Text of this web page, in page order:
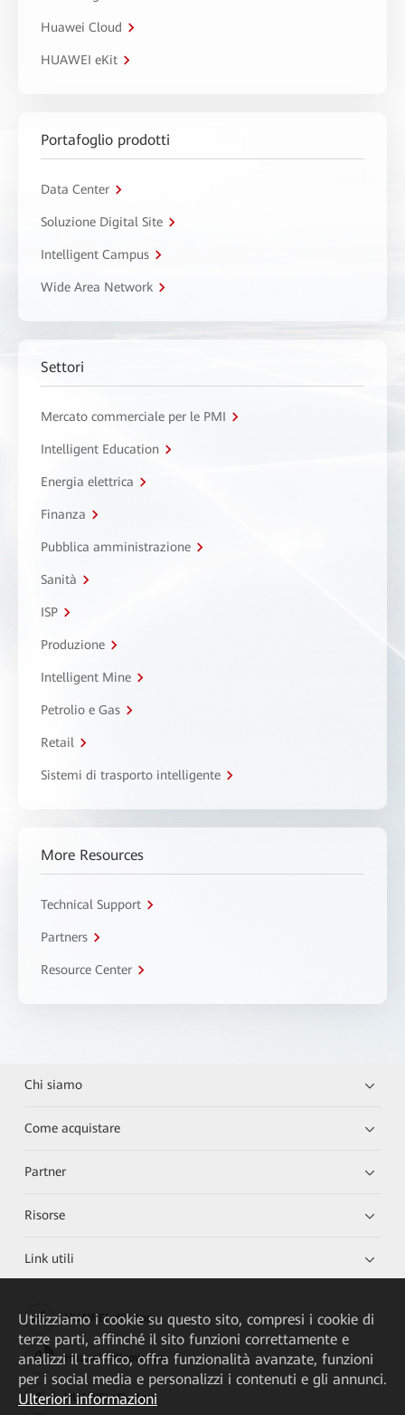
Huawei Cloud
HUAWEI eKit
Portafoglio prodotti
Data Center
Soluzione Digital Site
Intelligent Campus
Wide Area Network
Settori
Mercato commerciale per le PMI
Intelligent Education
Energia elettrica
Finanza
Pubblica amministrazione
Sanità
ISP
Produzione
Intelligent Mine
Petrolio e Gas
Retail
Sistemi di trasporto intelligente
More Resources
Technical Support
Partners
Resource Center
Chi siamo
Come acquistare
Partner
Risorse
Link utili
HUAWEI eKit App
Huawei HiKnow App
HUAWEI eFly App
Utilizziamo i cookie su questo sito, compresi i cookie di
terze parti, affinché il sito funzioni correttamente e
analizzi il traffico, offra funzionalità avanzate, funzioni
per i social media e personalizzi i contenuti e gli annunci.
Ulteriori informazioni